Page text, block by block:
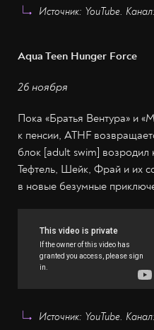
Источник: YouTube.
Aqua Teen Hunger Force
26 ноября
Пока «Братья Вентура» и
к пенсии, ATHF
блок [adult swim] возродил
Тефтель, Шейк, Фрай и их
в новые безумные
Источник: YouTube.